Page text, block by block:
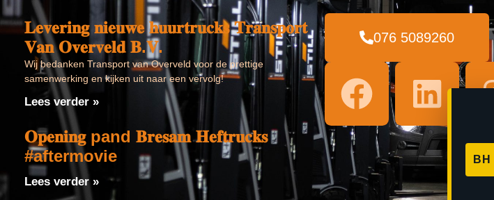
𝐋𝐞𝐯𝐞𝐫𝐢𝐧𝐠 𝐧𝐢𝐞𝐮𝐰𝐞 𝐡𝐮𝐮𝐫𝐭𝐫𝐮𝐜𝐤𝐬 𝐓𝐫𝐚𝐧𝐬𝐩𝐨𝐫𝐭
𝐕𝐚𝐧 𝐎𝐯𝐞𝐫𝐯𝐞𝐥𝐝 𝐁.𝐕.
Wij bedanken Transport van Overveld voor de prettige
samenwerking en kijken uit naar een vervolg!
Lees verder »
𝐎𝐩𝐞𝐧𝐢𝐧𝐠 pand 𝐁𝐫𝐞𝐬𝐚𝐦 𝐇𝐞𝐟𝐭𝐫𝐮𝐜𝐤𝐬
#aftermovie
Lees verder »
076 5089260
BH